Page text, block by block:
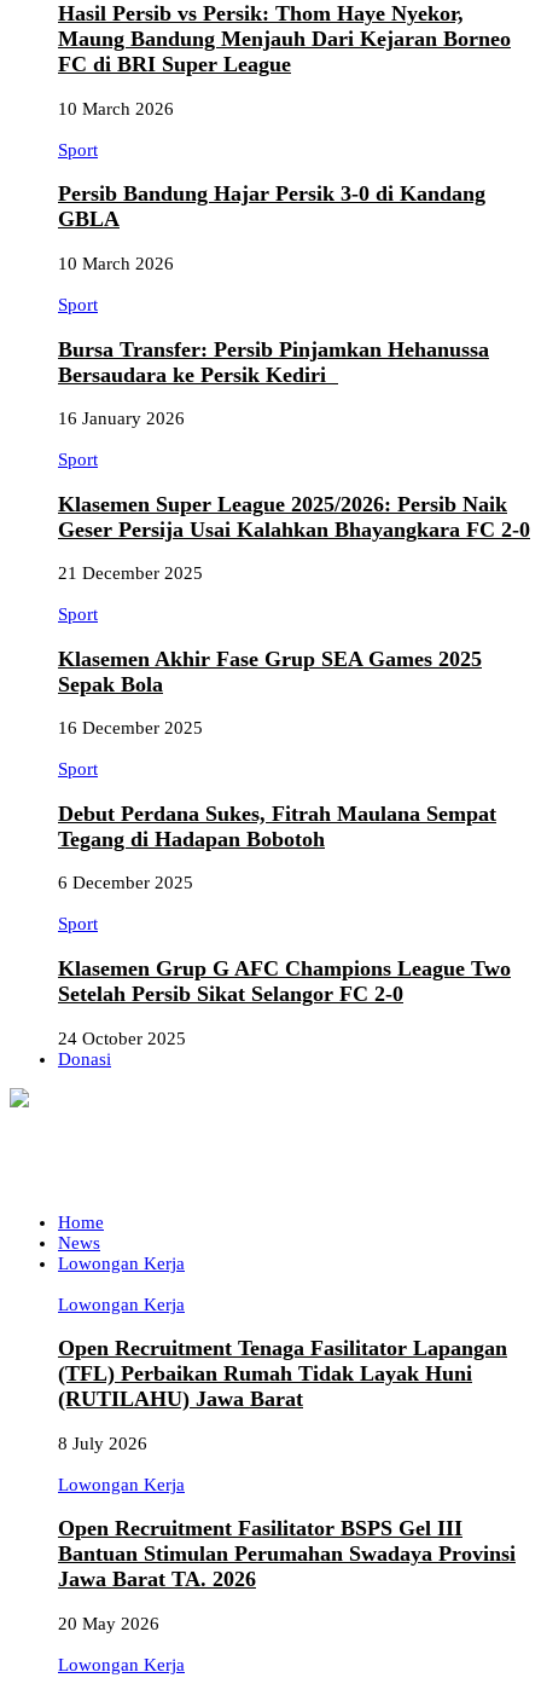
Hasil Persib vs Persik: Thom Haye Nyekor,
Maung Bandung Menjauh Dari Kejaran Borneo
FC di BRI Super League
10 March 2026
Sport
Persib Bandung Hajar Persik 3-0 di Kandang
GBLA
10 March 2026
Sport
Bursa Transfer: Persib Pinjamkan Hehanussa
Bersaudara ke Persik Kediri
16 January 2026
Sport
Klasemen Super League 2025/2026: Persib Naik
Geser Persija Usai Kalahkan Bhayangkara FC 2-0
21 December 2025
Sport
Klasemen Akhir Fase Grup SEA Games 2025
Sepak Bola
16 December 2025
Sport
Debut Perdana Sukes, Fitrah Maulana Sempat
Tegang di Hadapan Bobotoh
6 December 2025
Sport
Klasemen Grup G AFC Champions League Two
Setelah Persib Sikat Selangor FC 2-0
24 October 2025
Donasi
Home
News
Lowongan Kerja
Lowongan Kerja
Open Recruitment Tenaga Fasilitator Lapangan
(TFL) Perbaikan Rumah Tidak Layak Huni
(RUTILAHU) Jawa Barat
8 July 2026
Lowongan Kerja
Open Recruitment Fasilitator BSPS Gel III
Bantuan Stimulan Perumahan Swadaya Provinsi
Jawa Barat TA. 2026
20 May 2026
Lowongan Kerja